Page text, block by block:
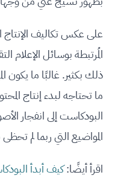
على عكس تكاليف الإنتاج
المُرتبطة بوسائل
ذلك بكثير. غالبًا ما يكون
ما تحتاجه لبدء إنتاج
البودكاست إلى انفجار
المواضيع التي ربما لم
اقرأ أيضًا:كيف أبدأ